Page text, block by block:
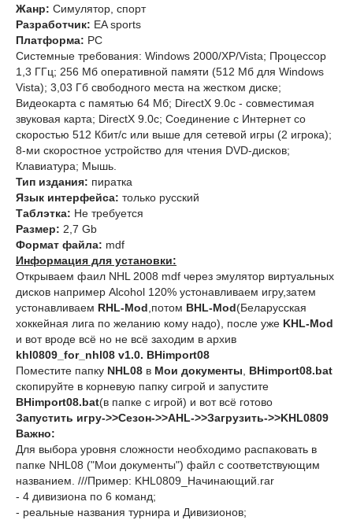
Жанр: Симулятор, спорт
Разработчик: EA sports
Платформа: PC
Системные требования: Windows 2000/XP/Vista; Процессор
1,3 ГГц; 256 Мб оперативной памяти (512 Мб для Windows
Vista); 3,03 Гб свободного места на жестком диске;
Видеокарта с памятью 64 Мб; DirectX 9.0c - совместимая
звуковая карта; DirectX 9.0c; Соединение с Интернет со
скоростью 512 Кбит/с или выше для сетевой игры (2 игрока);
8-ми скоростное устройство для чтения DVD-дисков;
Клавиатура; Мышь.
Тип издания: пиратка
Язык интерфейса: только русский
Таблэтка: Не требуется
Размер: 2,7 Gb
Формат файла: mdf
Информация для установки:
Открываем фаил NHL 2008 mdf через эмулятор виртуальных
дисков например Alcohol 120% устонавливаем игру,затем
устонавливаем RHL-Mod ,потом BHL-Mod(Беларусская
хоккейная лига по желанию кому надо), после уже KHL-Mod
и вот вроде всё но не всё заходим в архив
khl0809_for_nhl08 v1.0. BHimport08
Поместите папку NHL08 в Мои документы
BHimport08.bat
скопируйте в корневую папку сигрой и запустите
BHimport08.bat(в папке с игрой) и вот всё готово
Запустить игру->>Сезон->>AHL->>Загрузить->>KHL0809
Важно:
Для выбора уровня сложности необходимо распаковать в
папке NHL08 ("Мои документы") файл с соответствующим
названием. ///Пример: KHL0809_Начинающий.rar
- 4 дивизиона по 6 команд;
- реальные названия турнира и Дивизионов;